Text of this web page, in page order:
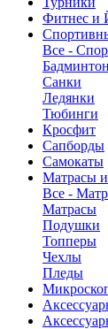
Фитнес и
Все -
Бадминтон
Санки
Ледянки
Тюбинги
Кросфит
Сапборды
Самокаты
Матрасы
Все -
Матрасы
Подушки
Топперы
Чехлы
Пледы